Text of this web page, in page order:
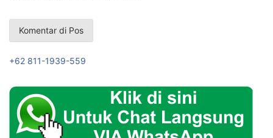
+62 811-1939-559